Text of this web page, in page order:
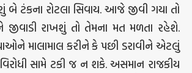
ટંકના રોટલા સિવાય. આજે જીવી ગયા તો
રાખશું તો તેમના મત મળતા રહેશે.
માલામાલ કરીને કે પછી ડરાવીને એટલું
સામે ટકી જ ન શકે. અસમાન રાજકીય